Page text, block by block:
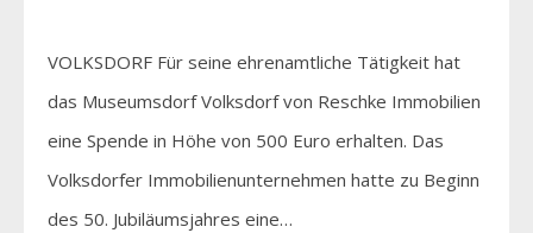
VOLKSDORF Für seine ehrenamtliche Tätigkeit hat
das Museumsdorf Volksdorf von Reschke Immobilien
eine Spende in Höhe von 500 Euro erhalten. Das
Volksdorfer Immobilienunternehmen hatte zu Beginn
des 50. Jubiläumsjahres eine…